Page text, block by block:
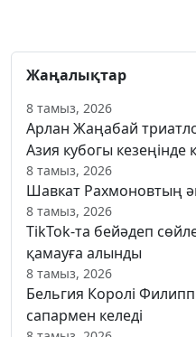
Жаңалықтар
8 тамыз, 2026
Арлан Жаңабай
Азия кубогы кезеңінде
8 тамыз, 2026
Шавкат Рахмоновтың
8 тамыз, 2026
TikTok-та бейәдеп
қамауға алынды
8 тамыз, 2026
Бельгия Королі
сапармен келеді